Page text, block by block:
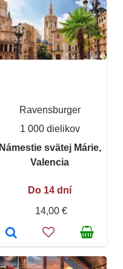
Ravensburger
1 000 dielikov
Námestie svätej Márie,
Valencia
Do 14 dní
14,00 €